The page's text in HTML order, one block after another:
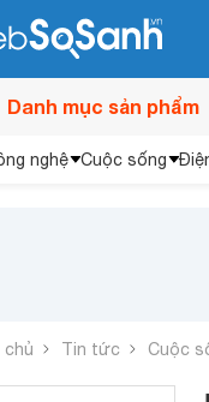
Danh mục sản phẩm
nghệ Cuộc sống
chủ Tin tức Cuộc